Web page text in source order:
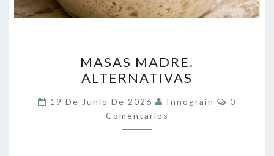
MADRE.
ALTERNATIVAS
MASAS MADRE.
ALTERNATIVAS
19 De Junio De 2026 Innograin
0
Comentarios